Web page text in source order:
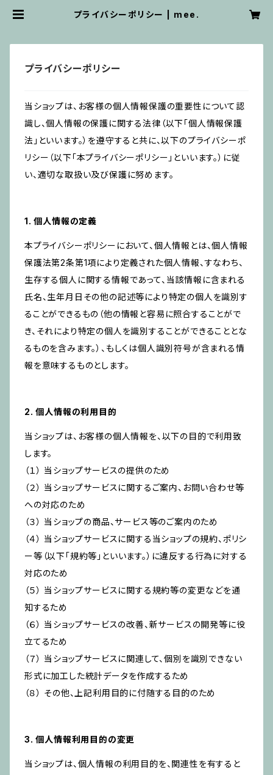
プライバシーポリシー | mee.
プライバシーポリシー
当ショップは、お客様の個人情報保護の重要性について認
識し、個人情報の保護に関する法律（以下「個人情報保護
法」といいます。）を遵守すると共に、以下のプライバシーポ
リシー（以下「本プライバシーポリシー」といいます。）に従
い、適切な取扱い及び保護に努めます。
1. 個人情報の定義
本プライバシーポリシーにおいて、個人情報とは、個人情報
保護法第2条第1項により定義された個人情報、すなわち、
生存する個人に関する情報であって、当該情報に含まれる
氏名、生年月日その他の記述等により特定の個人を識別す
ることができるもの（他の情報と容易に照合することがで
き、それにより特定の個人を識別することができることとな
るものを含みます。）、もしくは個人識別符号が含まれる情
報を意味するものとします。
2. 個人情報の利用目的
当ショップは、お客様の個人情報を、以下の目的で利用致
します。
（１） 当ショップサービスの提供のため
（２） 当ショップサービスに関するご案内、お問い合わせ等
への対応のため
（３） 当ショップの商品、サービス等のご案内のため
（４） 当ショップサービスに関する当ショップの規約、ポリシ
ー等（以下「規約等」といいます。）に違反する行為に対する
対応のため
（５） 当ショップサービスに関する規約等の変更などを通
知するため
（６） 当ショップサービスの改善、新サービスの開発等に役
立てるため
（７） 当ショップサービスに関連して、個別を識別できない
形式に加工した統計データを作成するため
（８） その他、上記利用目的に付随する目的のため
3. 個人情報利用目的の変更
当ショップは、個人情報の利用目的を、関連性を有すると